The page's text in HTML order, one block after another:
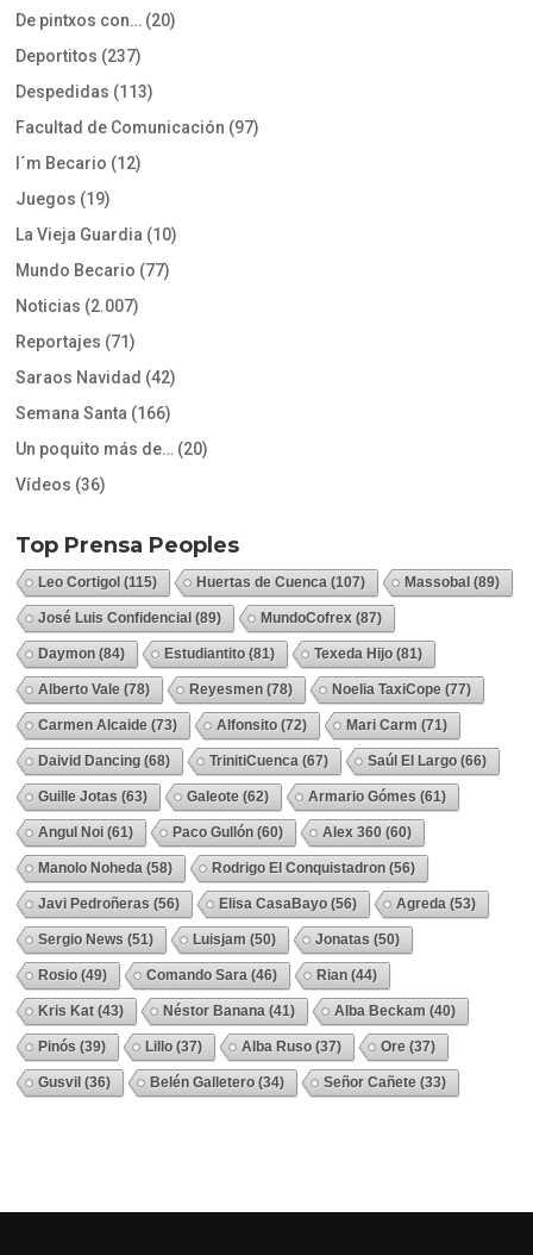
De pintxos con… (20)
Deportitos (237)
Despedidas (113)
Facultad de Comunicación (97)
I´m Becario (12)
Juegos (19)
La Vieja Guardia (10)
Mundo Becario (77)
Noticias (2.007)
Reportajes (71)
Saraos Navidad (42)
Semana Santa (166)
Un poquito más de… (20)
Vídeos (36)
Top Prensa Peoples
Leo Cortigol (115) Huertas de Cuenca (107) Massobal (89)
José Luis Confidencial (89) MundoCofrex (87)
Daymon (84) Estudiantito (81) Texeda Hijo (81)
Alberto Vale (78) Reyesmen (78) Noelia TaxiCope (77)
Carmen Alcaide (73) Alfonsito (72) Mari Carm (71)
Daivid Dancing (68) TrinitiCuenca (67) Saúl El Largo (66)
Guille Jotas (63) Galeote (62) Armario Gómes (61)
Angul Noi (61) Paco Gullón (60) Alex 360 (60)
Manolo Noheda (58) Rodrigo El Conquistadron (56)
Javi Pedroñeras (56) Elisa CasaBayo (56) Agreda (53)
Sergio News (51) Luisjam (50) Jonatas (50)
Rosio (49) Comando Sara (46) Rian (44)
Kris Kat (43) Néstor Banana (41) Alba Beckam (40)
Pinós (39) Lillo (37) Alba Ruso (37) Ore (37)
Gusvil (36) Belén Galletero (34) Señor Cañete (33)